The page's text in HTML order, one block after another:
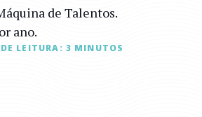
de Talentos.
ano.
LEITURA: 3 MINUTOS